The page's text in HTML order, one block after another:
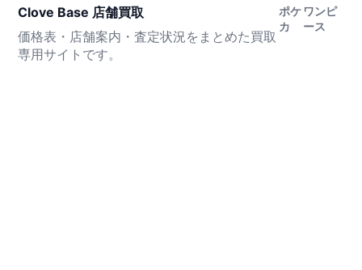
Clove Base 店舗買取
価格表・店舗案内・査定状況をまとめた買取
専用サイトです。
ポケ
カ
ワンピ
ース